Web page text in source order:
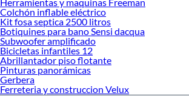
Herramientas y maquinas Freeman
Colchón inflable eléctrico
Kit fosa septica 2500 litros
Botiquines para bano Sensi dacqua
Subwoofer amplificado
Bicicletas infantiles 12
Abrillantador piso flotante
Pinturas panorámicas
Gerbera
Ferreteria y construccion Velux